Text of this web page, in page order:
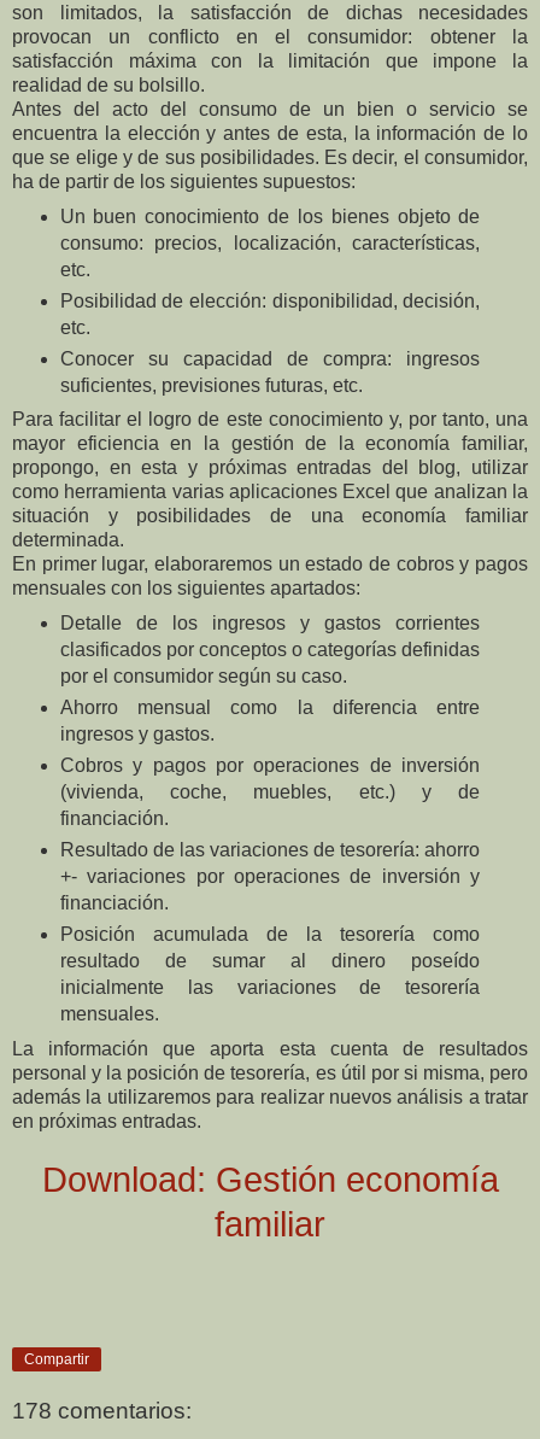
son limitados, la satisfacción de dichas necesidades
provocan un conflicto en el consumidor: obtener la
satisfacción máxima con la limitación que impone la
realidad de su bolsillo.
Antes del acto del consumo de un bien o servicio se
encuentra la elección y antes de esta, la información de lo
que se elige y de sus posibilidades. Es decir, el consumidor,
ha de partir de los siguientes supuestos:
Un buen conocimiento de los bienes objeto de
consumo: precios, localización, características,
etc.
Posibilidad de elección: disponibilidad, decisión,
etc.
Conocer su capacidad de compra: ingresos
suficientes, previsiones futuras, etc.
Para facilitar el logro de este conocimiento y, por tanto, una
mayor eficiencia en la gestión de la economía familiar,
propongo, en esta y próximas entradas del blog, utilizar
como herramienta varias aplicaciones Excel que analizan la
situación y posibilidades de una economía familiar
determinada.
En primer lugar, elaboraremos un estado de cobros y pagos
mensuales con los siguientes apartados:
Detalle de los ingresos y gastos corrientes
clasificados por conceptos o categorías definidas
por el consumidor según su caso.
Ahorro mensual como la diferencia entre
ingresos y gastos.
Cobros y pagos por operaciones de inversión
(vivienda, coche, muebles, etc.) y de
financiación.
Resultado de las variaciones de tesorería: ahorro
+- variaciones por operaciones de inversión y
financiación.
Posición acumulada de la tesorería como
resultado de sumar al dinero poseído
inicialmente las variaciones de tesorería
mensuales.
La información que aporta esta cuenta de resultados
personal y la posición de tesorería, es útil por si misma, pero
además la utilizaremos para realizar nuevos análisis a tratar
en próximas entradas.
Download: Gestión economía
familiar
Compartir
178 comentarios: